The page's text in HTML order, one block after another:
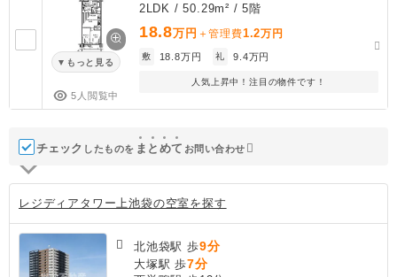
もっと見る
5人閲覧中
2LDK / 50.29m² / 5階
18.8万円 ＋管理費1.2万円
敷 18.8万円 礼 9.4万円
人気上昇中！注目の物件です！
チェック したものを ま と めて お問い合わせ
レジディアタワー上池袋の空室を探す
北池袋駅 歩9分
大塚駅 歩7分